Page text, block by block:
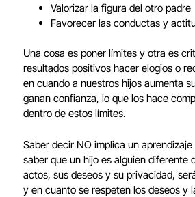
Valorizar la figura del otro padre
Favorecer las conductas y
Una cosa es poner límites y otra es
resultados positivos hacer elogios o
en cuando a nuestros hijos aumenta
ganan confianza, lo que los hace
dentro de estos límites.
Saber decir NO implica un
saber que un hijo es alguien diferente
actos, sus deseos y su privacidad,
y en cuanto se respeten los deseos y